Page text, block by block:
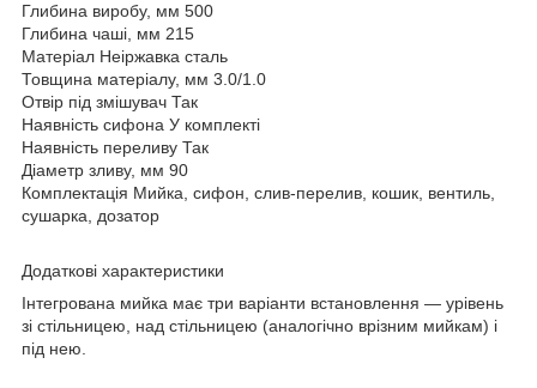
Глибина виробу, мм 500
Глибина чаші, мм 215
Матеріал Неіржавка сталь
Товщина матеріалу, мм 3.0/1.0
Отвір під змішувач Так
Наявність сифона У комплекті
Наявність переливу Так
Діаметр зливу, мм 90
Комплектація Мийка, сифон, слив-перелив, кошик, вентиль,
сушарка, дозатор
Додаткові характеристики
Інтегрована мийка має три варіанти встановлення — урівень
зі стільницею, над стільницею (аналогічно врізним мийкам) і
під нею.